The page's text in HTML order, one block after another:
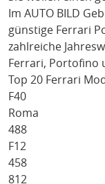
Im AUTO BILD
günstige Ferrari
zahlreiche
Ferrari, Portofino
Top 20 Ferrari
F40
Roma
488
F12
458
812